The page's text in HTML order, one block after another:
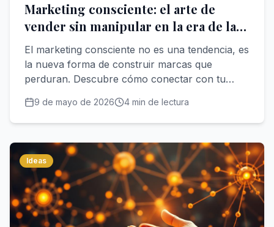
Marketing consciente: el arte de
vender sin manipular en la era de la
IA
El marketing consciente no es una tendencia, es
la nueva forma de construir marcas que
perduran. Descubre cómo conectar con tu
en un mundo dominado por algoritmos e
inteligencia artificial.
9 de mayo de 2026 4 min de lectura
Ideas